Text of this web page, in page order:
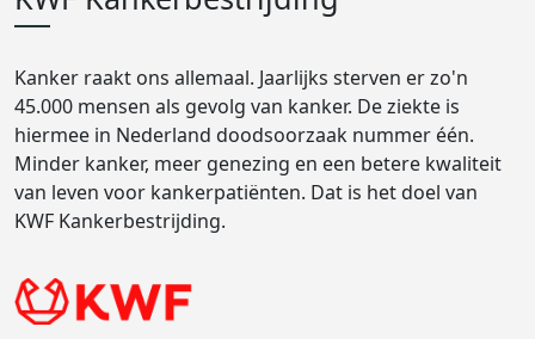
Kanker raakt ons allemaal. Jaarlijks sterven er zo'n
45.000 mensen als gevolg van kanker. De ziekte is
hiermee in Nederland doodsoorzaak nummer één.
Minder kanker, meer genezing en een betere kwaliteit
van leven voor kankerpatiënten. Dat is het doel van
KWF Kankerbestrijding.